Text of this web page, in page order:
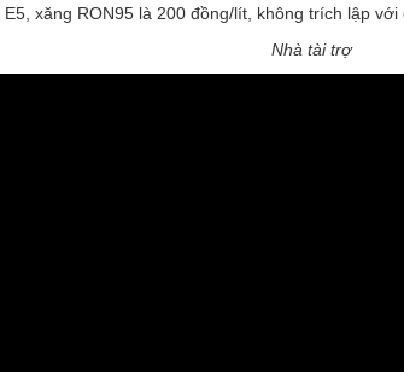
xăng RON95 là 200 đồng/lít, không trích lập với
Nhà tài trợ